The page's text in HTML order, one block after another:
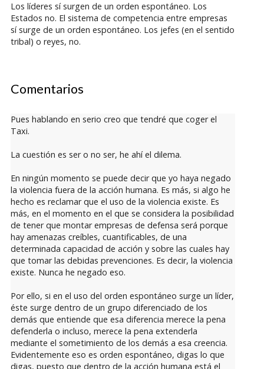
Los líderes sí surgen de un orden espontáneo. Los
Estados no. El sistema de competencia entre empresas
sí surge de un orden espontáneo. Los jefes (en el sentido
tribal) o reyes, no.
Comentarios
Pues hablando en serio creo que tendré que coger el
Taxi.
La cuestión es ser o no ser, he ahí el dilema.
En ningún momento se puede decir que yo haya negado
la violencia fuera de la acción humana. Es más, si algo he
hecho es reclamar que el uso de la violencia existe. Es
más, en el momento en el que se considera la posibilidad
de tener que montar empresas de defensa será porque
hay amenazas creíbles, cuantificables, de una
determinada capacidad de acción y sobre las cuales hay
que tomar las debidas prevenciones. Es decir, la violencia
existe. Nunca he negado eso.
Por ello, si en el uso del orden espontáneo surge un líder,
éste surge dentro de un grupo diferenciado de los
demás que entiende que esa diferencia merece la pena
defenderla o incluso, merece la pena extenderla
mediante el sometimiento de los demás a esa creencia.
Evidentemente eso es orden espontáneo, digas lo que
digas, puesto que dentro de la acción humana está el